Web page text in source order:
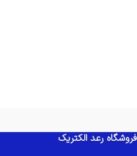
فروشگاه رعد الکتریک